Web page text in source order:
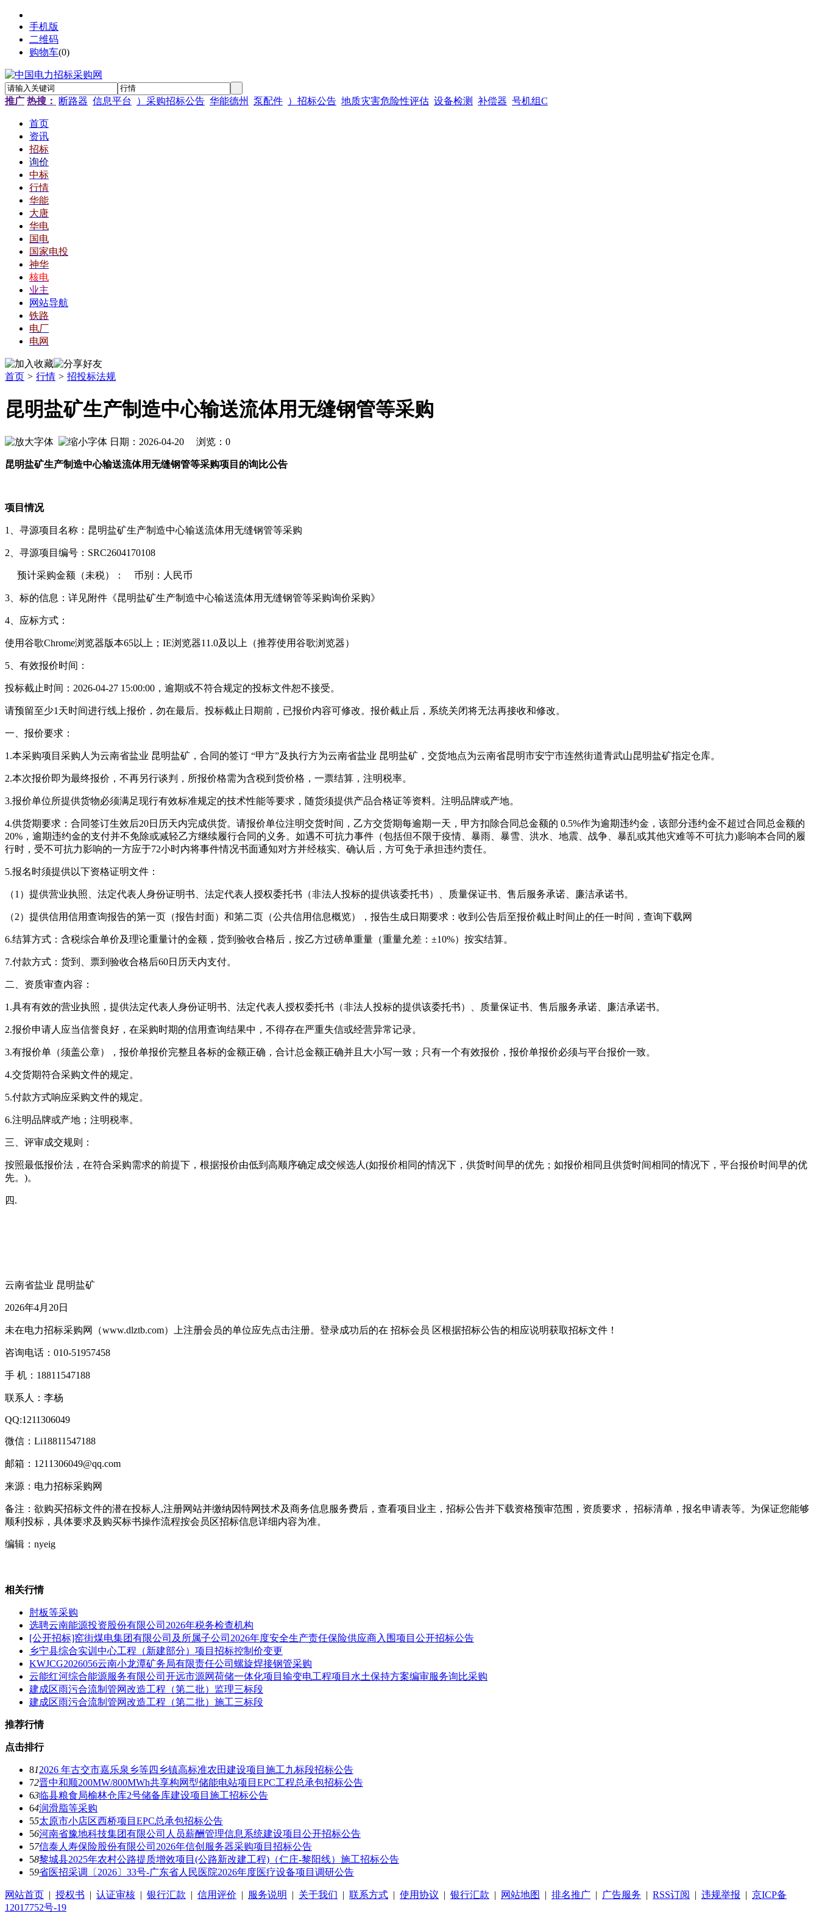
手机版
二维码
购物车(0)
推广 热搜： 断路器 信息平台 ）采购招标公告 华能德州 泵配件 ）招标公告 地质灾害危险性评估 设备检测 补偿器 号机组C
首页
资讯
招标
询价
中标
行情
华能
大唐
华电
国电
国家电投
神华
核电
业主
网站导航
铁路
电厂
电网
首页 > 行情 > 招投标法规
昆明盐矿生产制造中心输送流体用无缝钢管等采购
日期：2026-04-20 浏览： 0
昆明盐矿生产制造中心输送流体用无缝钢管等采购项目的询比公告
项目情况
1、寻源项目名称：昆明盐矿生产制造中心输送流体用无缝钢管等采购
2、寻源项目编号：SRC2604170108
预计采购金额（未税）： 币别：人民币
3、标的信息：详见附件《昆明盐矿生产制造中心输送流体用无缝钢管等采购询价采购》
4、 应标方式：
使用谷歌Chrome浏览器版本65以上； IE浏览器11.0及以上（推荐使用谷歌浏览器）
5、 有效报价时间：
投标截止时间：2026-04-27 15:00:00，逾期或不符合规定的投标文件恕不接受。
请预留至少1 天时间进行线上报价，勿在最后。投标截止日期前，已报价内容可修改。报价截止后，系统关闭将无法再接收和修改。
一、报价要求：
1.本采购项目采购人为云南省盐业 昆明盐矿，合同的签订 “甲方”及执行方为云南省盐业 昆明盐矿，交货地点为云南省昆明市安宁市连然街道青武山昆明盐矿指定仓库。
2.本次报价即为最终报价，不再另行谈判，所报价格需为含税到货价格，一票结算，注明税率。
3.报价单位所提供货物必须满足现行有效标准规定的技术性能等要求，随货须提供产品合格证等资料。注明品牌或产地。
4.供货期要求：合同签订生效后20日历天内完成供货。请报价单位注明交货时间， 乙方交货期每逾期一天，甲方扣除合同总金额的 0.5%作为逾期违约金，该部分违约金不超过合同总金额的
20%，逾期违约金的支付并不免除或减轻乙方继续履行合同的义务。 如遇不可抗力事件（包括但不限于疫情、暴雨、暴雪、洪水、地震、战争、暴乱或其他灾难等不可抗力)影响本合同的履
行时，受不可抗力影响的一方应于72小时内将事件情况书面通知对方并经核实、确认后，方可免于承担违约责任。
5.报名时须提供以下资格证明文件：
（1）提供营业执照 、法定代表人身份证明书、法定代表人授权委托书（非法人投标的提供该委托书）、质量保证书、 售后服务承诺、廉洁承诺书。
（2）提供信用信用查询报告的第一页（报告封面）和第二页（公共信用信息概览），报告生成日期要求：收到公告后至报价截止时间止的任一时间，查询下载网
6.结算方式：含税综合单价及理论重量计的金额，货到验收合格后，按乙方过磅单重量（重量允差：±10%）按实结算。
7.付款方式：货到、票到验收合格后60日历天内支付。
二、资质审查内容：
1.具有有效的营业执照 ， 提供法定代表人身份证明书、法定代表人授权委托书（非法人投标的提供该委托书）、质量保证书、 售后服务承诺、廉洁承诺书。
2.报价申请人应当信誉良好，在采购时期的信用查询结果中，不得存在严重失信或经营异常记录。
3.有报价单（须盖公章），报价单报价完整且各标的金额正确，合计总金额正确并且大小写一致；只有一个有效报价，报价单报价必须与平台报价一致。
4.交货期符合采购文件的规定。
5.付款方式响应采购文件的规定。
6.注明品牌或产地；注明税率。
三、评审成交规则：
按照最低报价法，在符合采购需求的前提下，根据报价由低到高顺序确定成交候选人 (如报价相同的情况下，供货时间早的优先；如报价相同且供货时间相同的情况下，平台报价时间早的优
先。)。
四.
云南省盐业 昆明盐矿
2026年4月 20日
未在电力招标采购网（www.dlztb.com）上注册会员的单位应先点击注册。登录成功后的在 招标会员 区根据招标公告的相应说明获取招标文件！
咨询电话：010-51957458
手 机：18811547188
联系人：李杨
QQ:1211306049
微信：Li18811547188
邮箱：1211306049@qq.com
来源：电力招标采购网
备注：欲购买招标文件的潜在投标人,注册网站并缴纳因特网技术及商务信息服务费后，查看项目业主，招标公告并下载资格预审范围，资质要求， 招标清单，报名申请表等。为保证您能够
顺利投标，具体要求及购买标书操作流程按会员区招标信息详细内容为准。
编辑：nyeig
相关行情
肘板等采购
选聘云南能源投资股份有限公司2026年税务检查机构
[公开招标]窑街煤电集团有限公司及所属子公司2026年度安全生产责任保险供应商入围项目公开招标公告
乡宁县综合实训中心工程（新建部分）项目招标控制价变更
KWJCG2026056云南小龙潭矿务局有限责任公司螺旋焊接钢管采购
云能红河综合能源服务有限公司开远市源网荷储一体化项目输变电工程项目水土保持方案编审服务询比采购
建成区雨污合流制管网改造工程（第二批）监理三标段
建成区雨污合流制管网改造工程（第二批）施工三标段
推荐行情
点击排行
812026 年古交市嘉乐泉乡等四乡镇高标准农田建设项目施工九标段招标公告
72晋中和顺200MW/800MWh共享构网型储能电站项目EPC工程总承包招标公告
63临县粮食局榆林仓库2号储备库建设项目施工招标公告
64润滑脂等采购
55太原市小店区西桥项目EPC总承包招标公告
56河南省豫地科技集团有限公司人员薪酬管理信息系统建设项目公开招标公告
57信泰人寿保险股份有限公司2026年信创服务器采购项目招标公告
58黎城县2025年农村公路提质增效项目(公路新改建工程)（仁庄-黎阳线）施工招标公告
59省医招采调〔2026〕33号-广东省人民医院2026年度医疗设备项目调研公告
网站首页 | 授权书 | 认证审核 | 银行汇款 | 信用评价 | 服务说明 | 关于我们 | 联系方式 | 使用协议 | 银行汇款 | 网站地图 | 排名推广 | 广告服务 | RSS订阅 | 违规举报 | 京ICP备
12017752号-19